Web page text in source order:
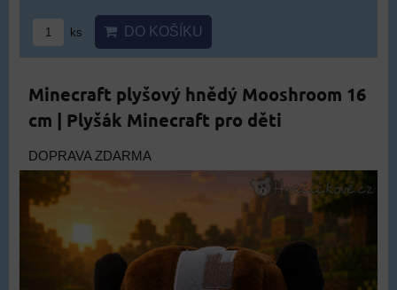
ks DO KOŠÍKU
Minecraft plyšový hnědý Mooshroom 16
cm | Plyšák Minecraft pro děti
DOPRAVA ZDARMA